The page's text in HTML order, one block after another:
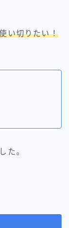
い切りたい！
た。